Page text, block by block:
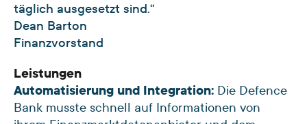
täglich ausgesetzt sind.“
Dean Barton
Finanzvorstand
Leistungen
Automatisierung und Integration: Die Defence
Bank musste schnell auf Informationen von